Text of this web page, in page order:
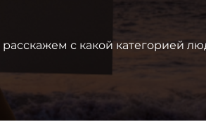
с какой категорией